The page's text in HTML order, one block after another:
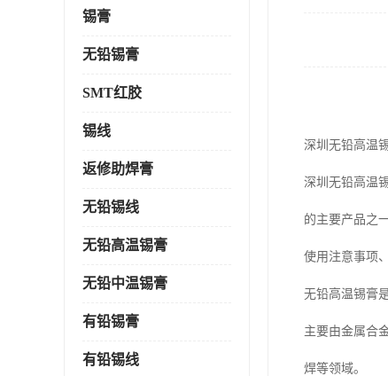
锡膏
无铅锡膏
SMT红胶
锡线
返修助焊膏
无铅锡线
无铅高温锡膏
无铅中温锡膏
有铅锡膏
有铅锡线
深圳无铅高温
深圳无铅高温
的主要产品之
使用注意事项
无铅高温锡膏
主要由金属合
焊等领域。